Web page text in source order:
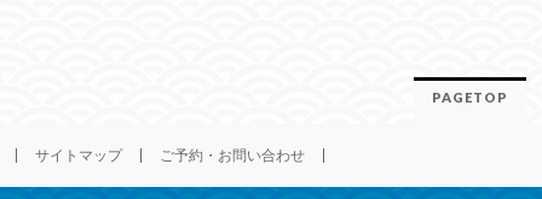
PAGETOP
サイトマップ ご予約・お問い合わせ